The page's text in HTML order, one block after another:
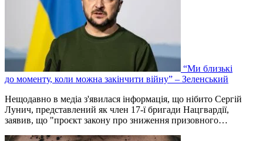
“Ми близькі
до моменту, коли можна закінчити війну” – Зеленський
Нещодавно в медіа з'явилася інформація, що нібито Сергій
Лунич, представлений як член 17-ї бригади Нацгвардії,
заявив, що "проєкт закону про зниження призовного…